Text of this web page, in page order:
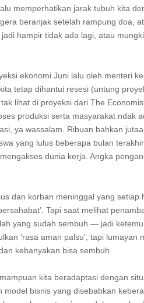
memperhatikan jarak tubuh kita
beranjak setelah rampung doa,
hampir tidak ada lagi, atau
ekonomi Juni lalu oleh menteri
tetap dihantui resesi (untung
lihat di proyeksi dari The
produksi serta masyarakat ndak
ya wassalam. Ribuan bahkan
yang lulus beberapa bulan
dunia kerja. Angka
dan korban meninggal yang setiap
Tapi saat melihat
yang sudah sembuh — jadi
‘rasa aman palsu’, tapi lumayan
kebanyakan bisa sembuh.
kita beradaptasi dengan
model bisnis yang disebabkan